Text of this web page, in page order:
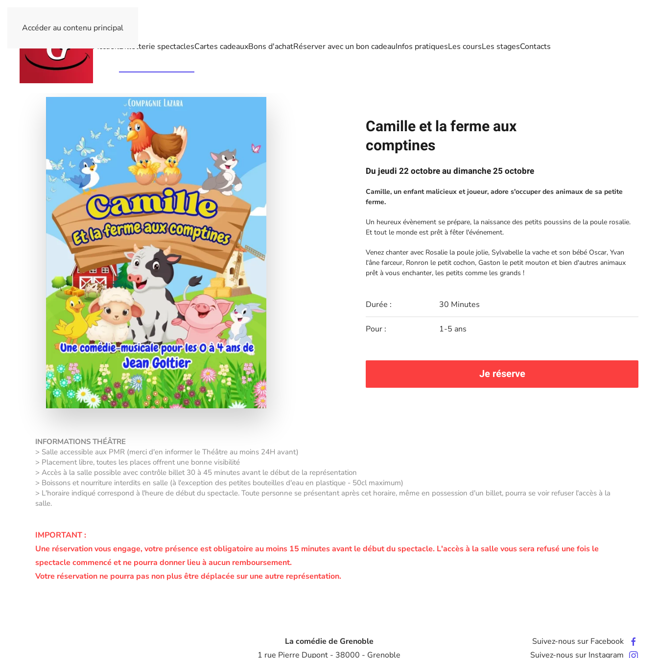
Accéder au contenu principal
AccueilBilletterie spectaclesCartes cadeauxBons d'achatRéserver avec un bon cadeauInfos pratiquesLes coursLes stagesContacts
Camille et la ferme aux
comptines
Du jeudi 22 octobre au dimanche 25 octobre
Camille, un enfant malicieux et joueur, adore s'occuper des animaux de sa petite
ferme.
Un heureux évènement se prépare, la naissance des petits poussins de la poule rosalie.
Et tout le monde est prêt à fêter l'événement.
Venez chanter avec Rosalie la poule jolie, Sylvabelle la vache et son bébé Oscar, Yvan
l'âne farceur, Ronron le petit cochon, Gaston le petit mouton et bien d'autres animaux
prêt à vous enchanter, les petits comme les grands !
Durée : 30 Minutes
Pour : 1-5 ans
Je réserve
INFORMATIONS THÉÂTRE
> Salle accessible aux PMR (merci d'en informer le Théâtre au moins 24H avant)
> Placement libre, toutes les places offrent une bonne visibilité
> Accès à la salle possible avec contrôle billet 30 à 45 minutes avant le début de la représentation
> Boissons et nourriture interdits en salle (à l'exception des petites bouteilles d'eau en plastique - 50cl maximum)
> L'horaire indiqué correspond à l'heure de début du spectacle. Toute personne se présentant après cet horaire, même en possession d'un billet, pourra se voir refuser l'accès à la
salle.
IMPORTANT :
Une réservation vous engage, votre présence est obligatoire au moins 15 minutes avant le début du spectacle. L'accès à la salle vous sera refusé une fois le
spectacle commencé et ne pourra donner lieu à aucun remboursement.
Votre réservation ne pourra pas non plus être déplacée sur une autre représentation.
La comédie de Grenoble
1 rue Pierre Dupont - 38000 - Grenoble
Suivez-nous sur Facebook
Suivez-nous sur Instagram